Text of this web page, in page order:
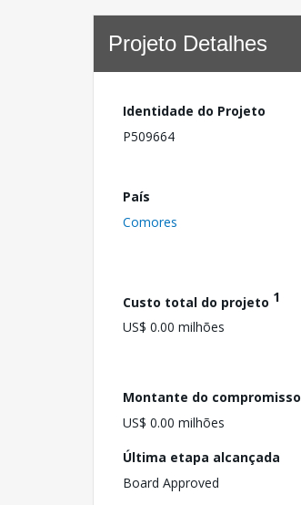
Projeto Detalhes
Identidade do Projeto
P509664
País
Comores
Custo total do projeto 1
US$ 0.00 milhões
Montante do compromisso
US$ 0.00 milhões
Última etapa alcançada
Board Approved